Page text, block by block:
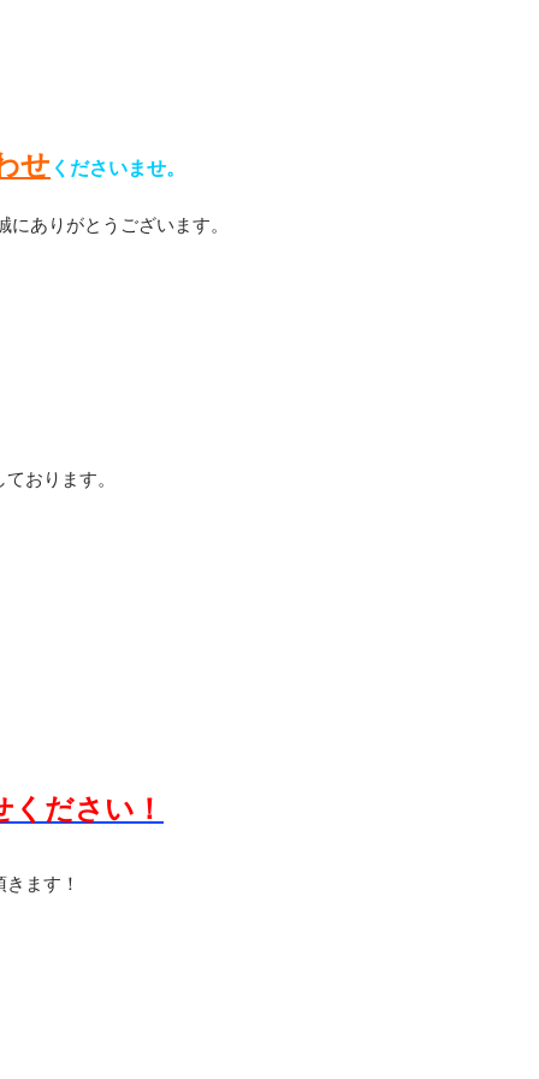
せ くださいませ。
ありがとうございます。
おります。
ださい！
ます！